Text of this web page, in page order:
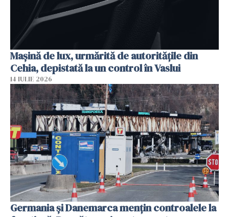
Mașină de lux, urmărită de autoritățile din
Cehia, depistată la un control în Vaslui
14 IULIE 2026
Germania și Danemarca mențin controalele la